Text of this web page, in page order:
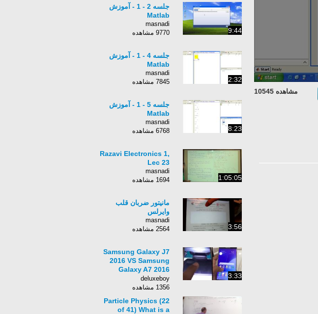
مشاهده 10545
9:44
جلسه 2 - 1 - آموزش
Matlab
masnadi
9770 مشاهده
2:32
جلسه 4 - 1 - آموزش
Matlab
masnadi
7845 مشاهده
8:23
جلسه 5 - 1 - آموزش
Matlab
masnadi
6768 مشاهده
1:05:05
Razavi Electronics 1,
Lec 23
masnadi
1694 مشاهده
3:56
مانیتور ضربان قلب
وایرلس
masnadi
2564 مشاهده
3:33
Samsung Galaxy J7
2016 VS Samsung
Galaxy A7 2016
Camera Review |
Snap&#39;s | Test |
deluxeboy
1356 مشاهده
Particle Physics (22
of 41) What is a